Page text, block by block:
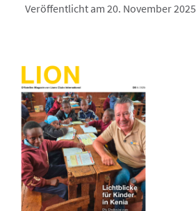
Veröffentlicht am 20. November 2025